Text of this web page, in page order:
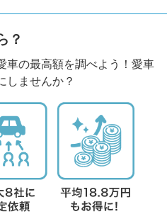
？
車の最高額を調べよう！愛車
しませんか？